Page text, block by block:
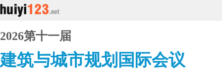
2026第十一届
建筑与城市规划国际会议